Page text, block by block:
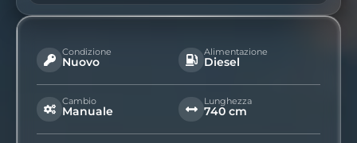
Condizione
Nuovo
Alimentazione
Diesel
Cambio
Manuale
Lunghezza
740 cm